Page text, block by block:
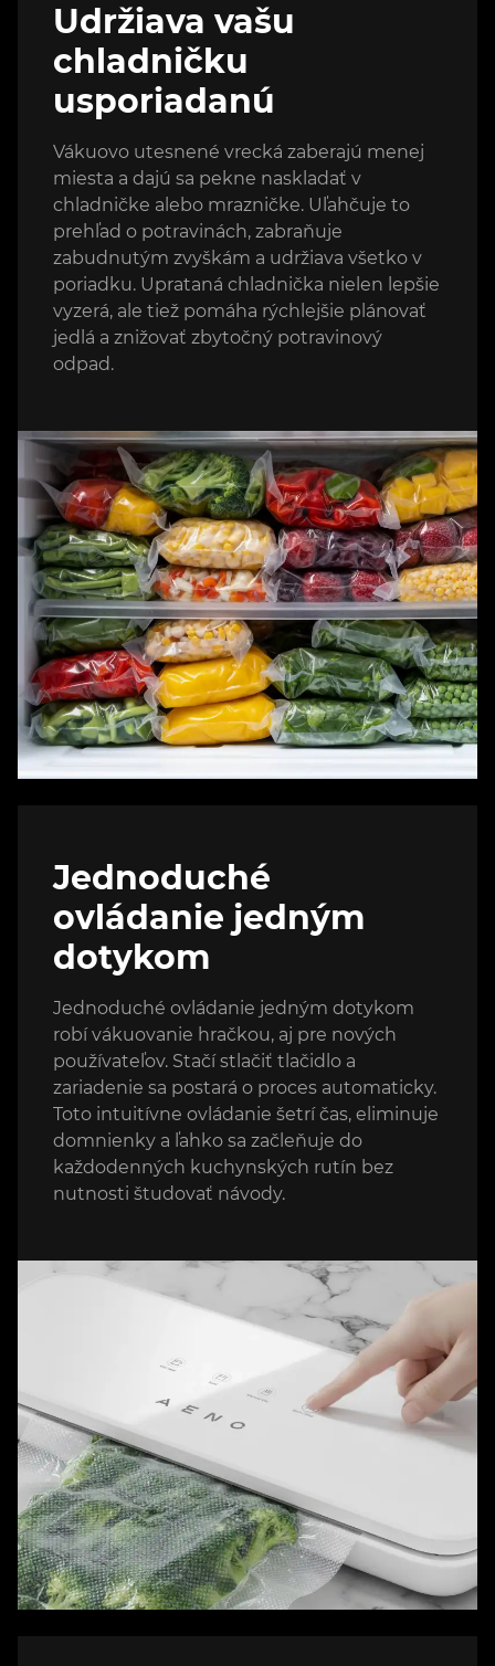
Udržiava vašu
chladničku
usporiadanú
Vákuovo utesnené vrecká zaberajú menej
miesta a dajú sa pekne naskladať v
chladničke alebo mrazničke. Uľahčuje to
prehľad o potravinách, zabraňuje
zabudnutým zvyškám a udržiava všetko v
poriadku. Uprataná chladnička nielen lepšie
vyzerá, ale tiež pomáha rýchlejšie plánovať
jedlá a znižovať zbytočný potravinový
odpad.
Jednoduché
ovládanie jedným
dotykom
Jednoduché ovládanie jedným dotykom
robí vákuovanie hračkou, aj pre nových
používateľov. Stačí stlačiť tlačidlo a
zariadenie sa postará o proces automaticky.
Toto intuitívne ovládanie šetrí čas, eliminuje
domnienky a ľahko sa začleňuje do
každodenných kuchynských rutín bez
nutnosti študovať návody.